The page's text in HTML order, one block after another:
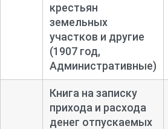
крестьян
земельных
участков и другие
(1907 год,
Административные)
Книга на записку
прихода и расхода
денег отпускаемых